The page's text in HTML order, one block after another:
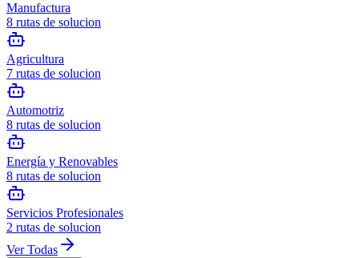
Manufactura
8 rutas de solucion
Agricultura
7 rutas de solucion
Automotriz
8 rutas de solucion
Energía y Renovables
8 rutas de solucion
Servicios Profesionales
2 rutas de solucion
Ver Todas